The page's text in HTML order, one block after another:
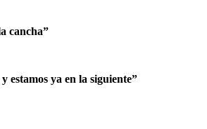
cancha”
estamos ya en la siguiente”